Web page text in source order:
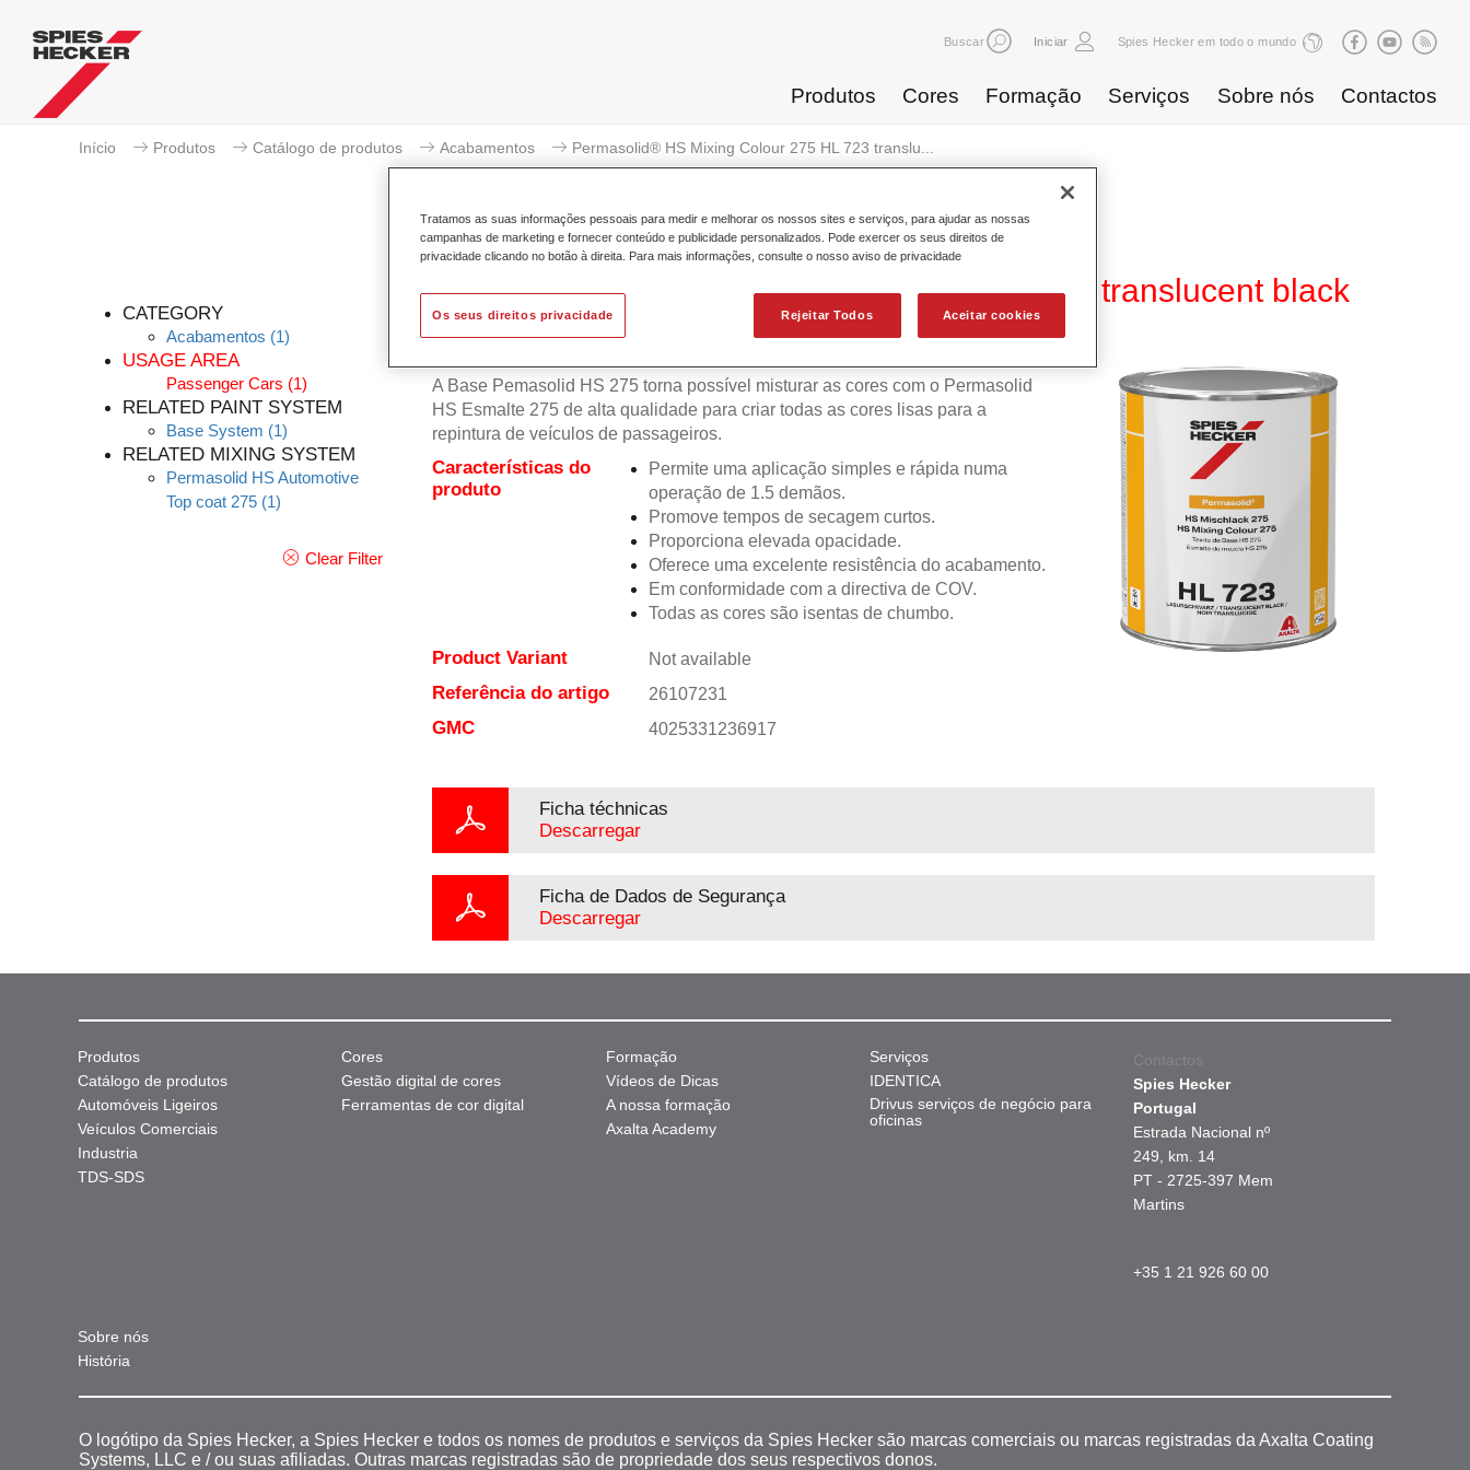
Buscar Iniciar Spies Hecker em todo o mundo
Produtos Cores Formação Serviços Sobre nós Contactos
Início Produtos Catálogo de produtos Acabamentos Permasolid® HS Mixing Colour 275 HL 723 translu...
CATEGORY
Acabamentos (1)
USAGE AREA
Passenger Cars (1)
RELATED PAINT SYSTEM
Base System (1)
RELATED MIXING SYSTEM
Permasolid HS Automotive
Top coat 275 (1)
Clear Filter
Permasolid® HS Mixing Colour 275 HL 723 translucent black
A Base Pemasolid HS 275 torna possível misturar as cores com o Permasolid
HS Esmalte 275 de alta qualidade para criar todas as cores lisas para a
repintura de veículos de passageiros.
Características do
produto
Permite uma aplicação simples e rápida numa
operação de 1.5 demãos.
Promove tempos de secagem curtos.
Proporciona elevada opacidade.
Oferece uma excelente resistência do acabamento.
Em conformidade com a directiva de COV.
Todas as cores são isentas de chumbo.
Product Variant Not available
Referência do artigo 26107231
GMC 4025331236917
Ficha téchnicas
Descarregar
Ficha de Dados de Segurança
Descarregar
Produtos
Catálogo de produtos
Automóveis Ligeiros
Veículos Comerciais
Industria
TDS-SDS
Cores
Gestão digital de cores
Ferramentas de cor digital
Formação
Vídeos de Dicas
A nossa formação
Axalta Academy
Serviços
IDENTICA
Drivus serviços de negócio para
oficinas
Sobre nós
História
Contactos
Spies Hecker
Portugal
Estrada Nacional nº
249, km. 14
PT - 2725-397 Mem
Martins
+35 1 21 926 60 00
O logótipo da Spies Hecker, a Spies Hecker e todos os nomes de produtos e serviços da Spies Hecker são marcas comerciais ou marcas registradas da Axalta Coating
Systems, LLC e / ou suas afiliadas. Outras marcas registradas são de propriedade dos seus respectivos donos.
Tratamos as suas informações pessoais para medir e melhorar os nossos sites e serviços, para ajudar as nossas
campanhas de marketing e fornecer conteúdo e publicidade personalizados. Pode exercer os seus direitos de
privacidade clicando no botão à direita. Para mais informações, consulte o nosso aviso de privacidade
Rejeitar Todos Aceitar cookies
Os seus direitos privacidade